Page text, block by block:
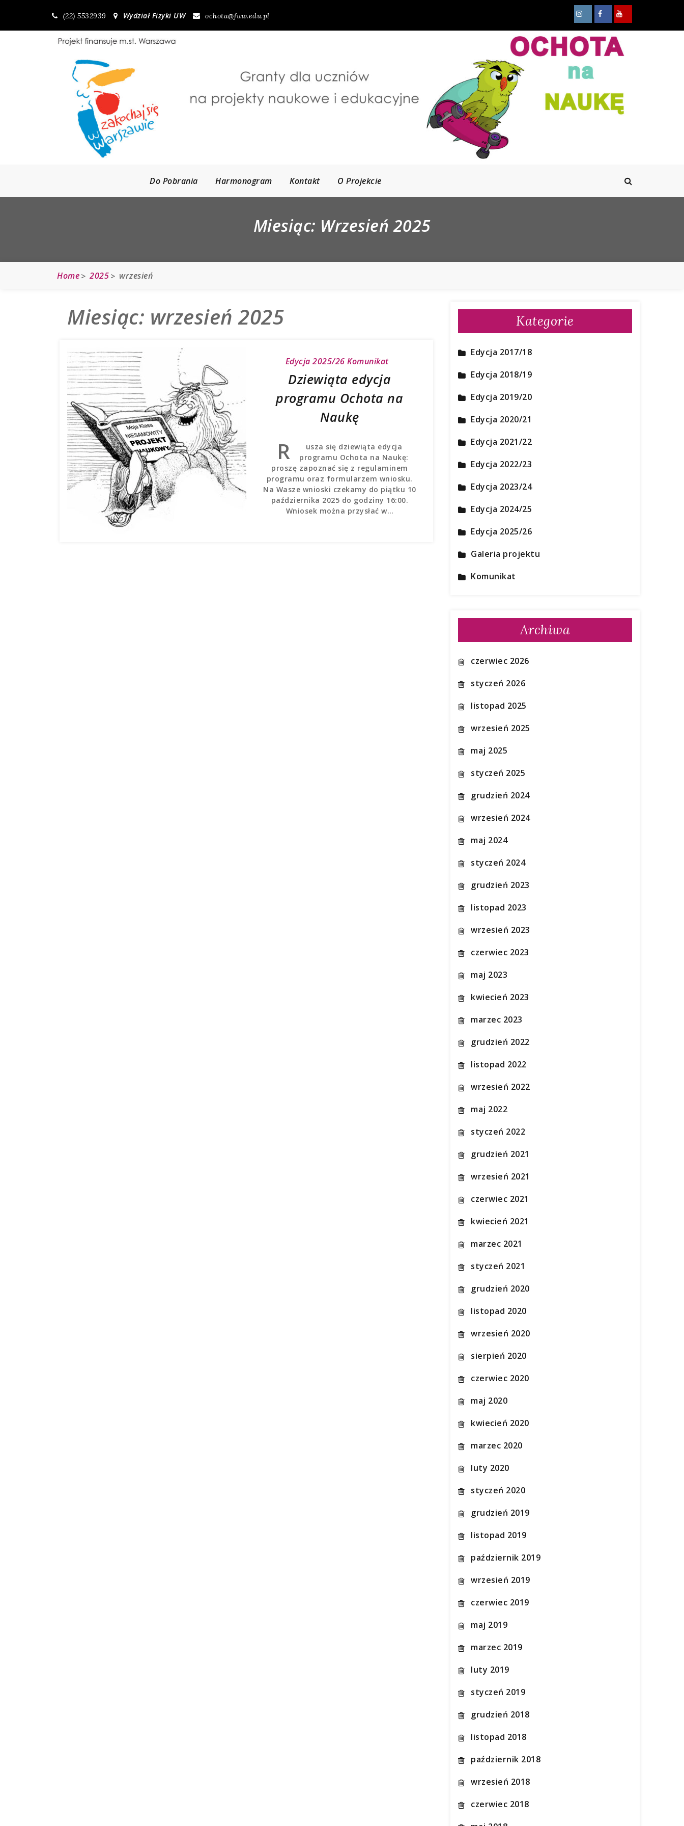
content
(22) 5532939 Wydział Fizyki UW ochota@fuw.edu.pl
Do Pobrania Harmonogram Kontakt O Projekcie
Miesiąc: Wrzesień 2025
Home 2025 wrzesień
Miesiąc: wrzesień 2025
Edycja 2025/26 Komunikat
Dziewiąta edycja
programu Ochota na
Naukę
R
usza się dziewiąta edycja
programu Ochota na Naukę:
proszę zapoznać się z regulaminem
programu oraz formularzem wniosku.
Na Wasze wnioski czekamy do piątku 10
października 2025 do godziny 16:00.
Wniosek można przysłać w…
Kategorie
Edycja 2017/18
Edycja 2018/19
Edycja 2019/20
Edycja 2020/21
Edycja 2021/22
Edycja 2022/23
Edycja 2023/24
Edycja 2024/25
Edycja 2025/26
Galeria projektu
Komunikat
Archiwa
czerwiec 2026
styczeń 2026
listopad 2025
wrzesień 2025
maj 2025
styczeń 2025
grudzień 2024
wrzesień 2024
maj 2024
styczeń 2024
grudzień 2023
listopad 2023
wrzesień 2023
czerwiec 2023
maj 2023
kwiecień 2023
marzec 2023
grudzień 2022
listopad 2022
wrzesień 2022
maj 2022
styczeń 2022
grudzień 2021
wrzesień 2021
czerwiec 2021
kwiecień 2021
marzec 2021
styczeń 2021
grudzień 2020
listopad 2020
wrzesień 2020
sierpień 2020
czerwiec 2020
maj 2020
kwiecień 2020
marzec 2020
luty 2020
styczeń 2020
grudzień 2019
listopad 2019
październik 2019
wrzesień 2019
czerwiec 2019
maj 2019
marzec 2019
luty 2019
styczeń 2019
grudzień 2018
listopad 2018
październik 2018
wrzesień 2018
czerwiec 2018